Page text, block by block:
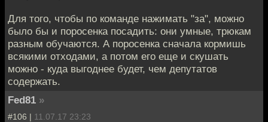
Для того, чтобы по команде нажимать "за", можно
было бы и поросенка посадить: они умные, трюкам
разным обучаются. А поросенка сначала кормишь
всякими отходами, а потом его еще и скушать
можно - куда выгоднее будет, чем депутатов
содержать.
Fed81 »
#106 | 11.07.17 23:23